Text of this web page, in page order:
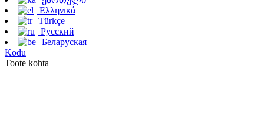
Ελληνικά
Türkçe
Русский
Беларуская
Kodu
Toote kohta